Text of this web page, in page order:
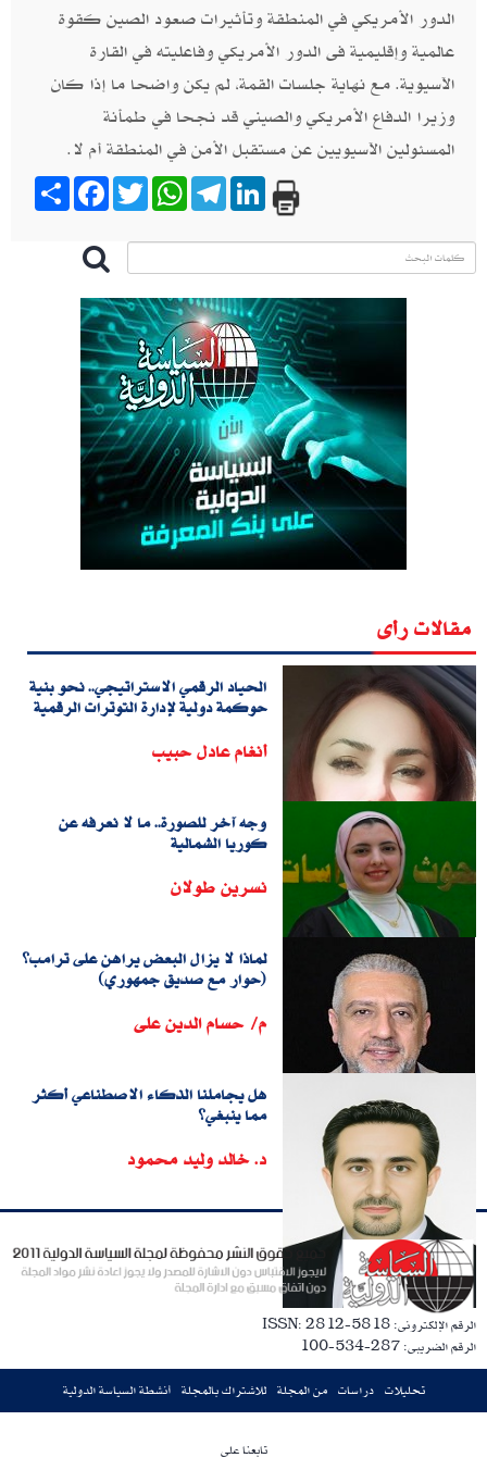
الدور الأمريكي في المنطقة وتأثيرات صعود الصين كقوة
عالمية وإقليمية فى الدور الأمريكي وفاعليته في القارة
الآسيوية. مع نهاية جلسات القمة، لم يكن واضحا ما إذا كان
وزيرا الدفاع الأمريكي والصيني قد نجحا في طمأنة
المسئولين الآسيويين عن مستقبل الأمن في المنطقة أم لا.
Share
FacebookTwitter
WhatsApp
Telegram
LinkedIn
مقالات رأى
الحياد الرقمي الاستراتيجي.. نحو بنية
حوكمة دولية لإدارة التوترات الرقمية
أنغام عادل حبيب
وجه آخر للصورة.. ما لا نعرفه عن
كوريا الشمالية
نسرين طولان
لماذا لا يزال البعض يراهن على ترامب؟
(حوار مع صديق جمهوري)
م/ حسام الدين على
هل يجاملنا الذكاء الاصطناعي أكثر
مما ينبغي؟
د. خالد وليد محمود
الرقم الإلكترونى: ISSN: 2812-5818
الرقم الضريبى: 287-534-100
تحليلات دراسات من المجلة للاشتراك بالمجلة أنشطة السياسة الدولية
تابعنا على